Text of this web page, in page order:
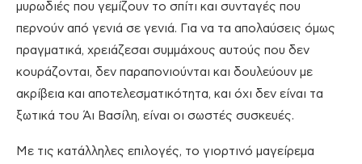
μυρωδιές που γεμίζουν το σπίτι και συνταγές που
περνούν από γενιά σε γενιά. Για να τα απολαύσεις όμως
πραγματικά, χρειάζεσαι συμμάχους αυτούς που δεν
κουράζονται, δεν παραπονιούνται και δουλεύουν με
ακρίβεια και αποτελεσματικότητα, και όχι δεν είναι τα
ξωτικά του Άι Βασίλη, είναι οι σωστές συσκευές.
Με τις κατάλληλες επιλογές, το γιορτινό μαγείρεμα